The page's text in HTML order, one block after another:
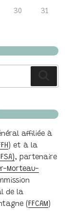
30 31
affiliée à
) et à la
, partenaire
Morteau-
de la
(FFCAM )